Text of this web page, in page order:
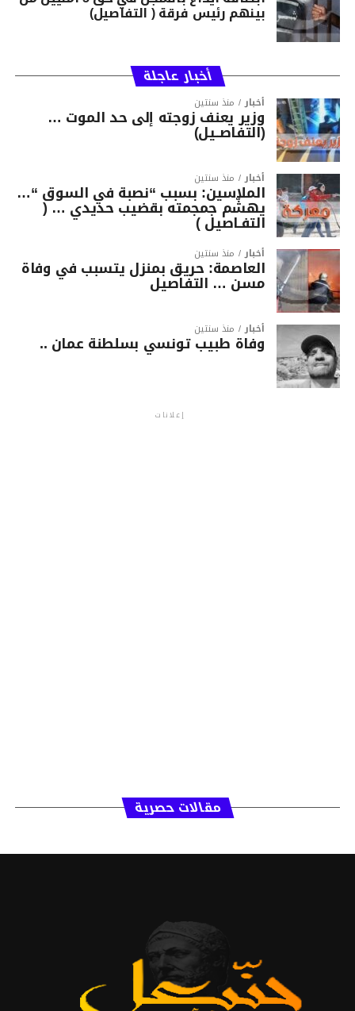
بينهم رئيس فرقة ( التفاصيل)
أخبار عاجلة
أخبار منذ سنتين
وزير يعنف زوجته إلى حد الموت …
(التفاصــيل)
أخبار منذ سنتين
الملاسين: بسبب “نصبة في السوق “…
يهشّم جمجمته بقضيب حديدي … (
التفـاصيل )
أخبار منذ سنتين
العاصمة: حريق بمنزل يتسبب في وفاة
مسن … التفاصيل
أخبار منذ سنتين
وفاة طبيب تونسي بسلطنة عمان ..
إعلانات
مقالات حصرية